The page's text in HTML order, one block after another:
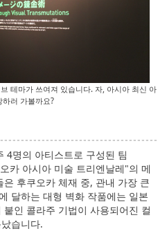
테마가 쓰여져 있습니다. 자, 아시아 최신 아
하러 가볼까요?
4명의 아티스트로 구성된 팀
카 아시아 미술 트리엔날레"의 메
후쿠오카 체재 중, 관내 가장 큰
달하는 대형 벽화 작품에는 일본
인 콜라주 기법이 사용되어진 컬
습니다.